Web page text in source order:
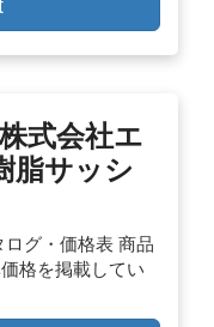
式会社エ
脂サッシ
グ・価格表 商品
格を掲載してい